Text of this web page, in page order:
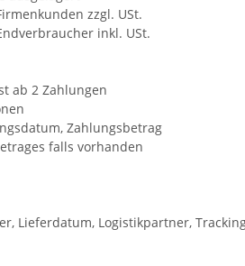
zzgl. USt.
inkl. USt.
ab 2 Zahlungen
Zahlungsbetrag
falls vorhanden
Lieferdatum, Logistikpartner,